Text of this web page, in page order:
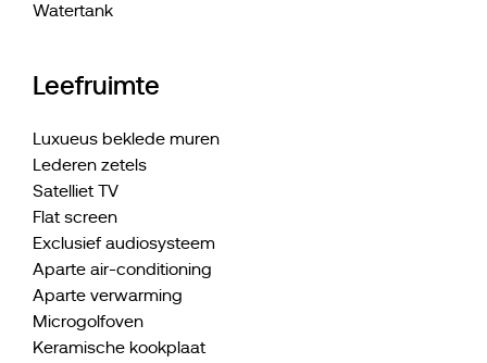
Watertank
Leefruimte
Luxueus beklede muren
Lederen zetels
Satelliet TV
Flat screen
Exclusief audiosysteem
Aparte air-conditioning
Aparte verwarming
Microgolfoven
Keramische kookplaat